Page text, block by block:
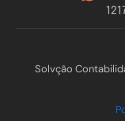
Solvção